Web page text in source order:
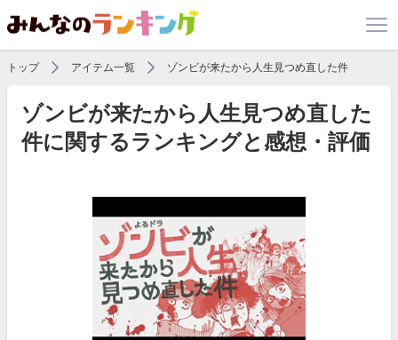
トップ アイテム一覧 ゾンビが来たから人生見つめ直した件
ゾンビが来たから人生見つめ直した
件に関するランキングと感想・評価